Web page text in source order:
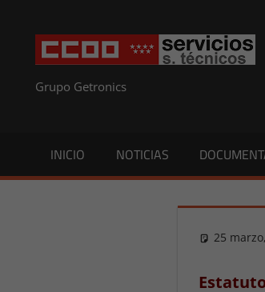
contenido
Grupo Getronics
INICIO NOTICIAS
25